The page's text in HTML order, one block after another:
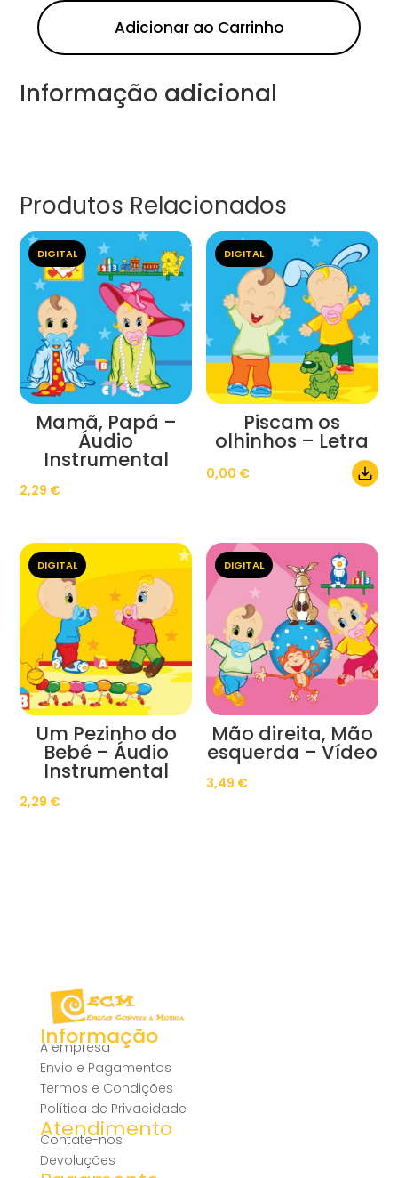
Adicionar ao Carrinho
Informação adicional
Produtos Relacionados
DIGITAL
Mamã, Papá –
Áudio
Instrumental
2,29 €
DIGITAL
Piscam os
olhinhos – Letra
0,00 €
DIGITAL
Um Pezinho do
Bebé – Áudio
Instrumental
2,29 €
DIGITAL
Mão direita, Mão
esquerda – Vídeo
3,49 €
Informação
A empresa
Envio e Pagamentos
Termos e Condições
Política de Privacidade
Atendimento
Contate-nos
Devoluções